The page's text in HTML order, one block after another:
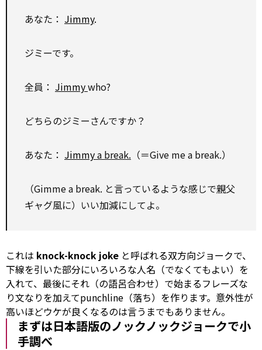
あなた： Jimmy.
ジミーです。
全員： Jimmywho?
どちらのジミーさんですか？
あなた： Jimmya break. （＝Give me a break.）
（Gimme a break. と言っているような感じで親父
ギャグ風に）いい加減にしてよ。
これは knock-knock joke と呼ばれる双方向ジョークで、
下線を引いた部分にいろいろな人名（でなくてもよい）を
入れて、最後にそれ（の語呂合わせ）で始まるフレーズな
り文なりを加えてpunchline（落ち）を作ります。意外性が
高いほどウケが良くなるのは言うまでもありません。
まずは日本語版のノックノックジョークで小
手調べ